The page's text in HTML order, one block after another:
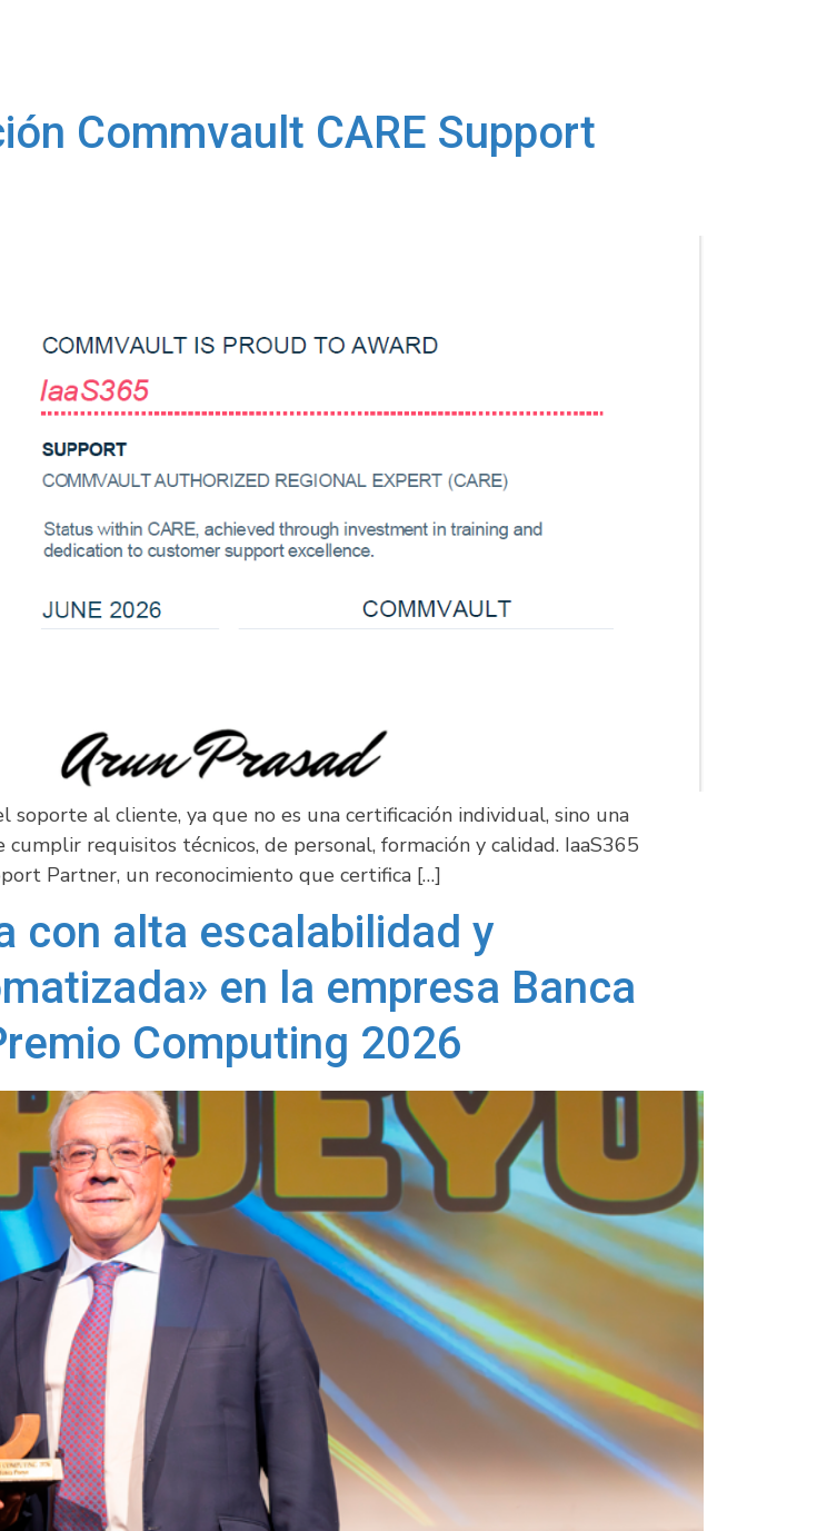
Commvault CARE Support
soporte al cliente, ya que no es una certificación individual, sino una
requisitos técnicos, de personal, formación y calidad. IaaS365
Partner, un reconocimiento que certifica […]
con alta escalabilidad y
en la empresa Banca
Computing 2026